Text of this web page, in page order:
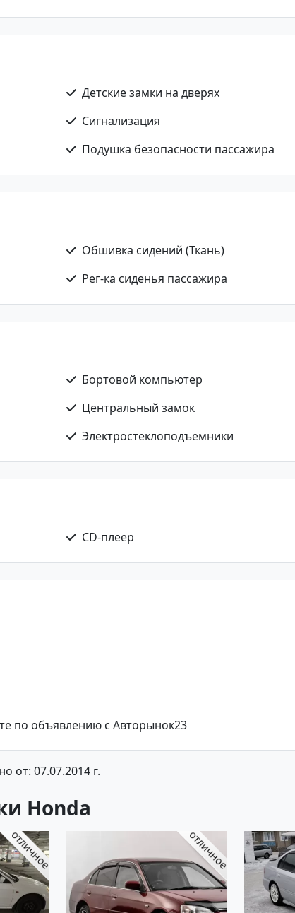
Детские замки на дверях
Сигнализация
Подушка безопасности пассажира
Обшивка сидений (Ткань)
Рег-ка сиденья пассажира
Бортовой компьютер
Центральный замок
Электростеклоподъемники
CD-плеер
по объявлению с Авторынок23
от: 07.07.2014 г.
Honda